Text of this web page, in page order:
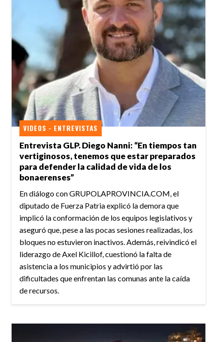
Entrevista GLP. Diego Nanni: “En tiempos tan
vertiginosos, tenemos que estar preparados
para defender la calidad de vida de los
bonaerenses”
VIDEOS - ENTREVISTAS
En diálogo con GRUPOLAPROVINCIA.COM, el
diputado de Fuerza Patria explicó la demora que
implicó la conformación de los equipos legislativos y
aseguró que, pese a las pocas sesiones realizadas, los
bloques no estuvieron inactivos. Además, reivindicó el
liderazgo de Axel Kicillof, cuestionó la falta de
asistencia a los municipios y advirtió por las
dificultades que enfrentan las comunas ante la caída
de recursos.